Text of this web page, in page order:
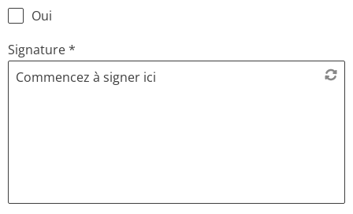
Oui
Signature*
Commencez à signer ici